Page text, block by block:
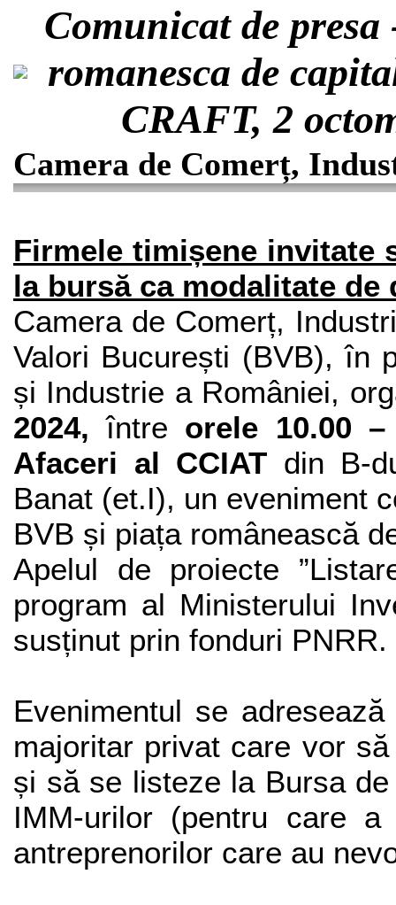
Comunicat de
romanesca de
CRAFT, 2
Camera de Comerț,
Firmele timișene invitate
la bursă ca modalitate
Camera de Comerț,
Valori București (BVB), în
și Industrie a României,
2024, între orele 10.00 –
Afaceri al CCIAT din B-
Banat (et.I), un eveniment
BVB și piața românească
Apelul de proiecte ”
program al Ministerului
susținut prin fonduri PNRR.
Evenimentul se
majoritar privat care vor
și să se listeze la Bursa
IMM-urilor (pentru care
antreprenorilor care au